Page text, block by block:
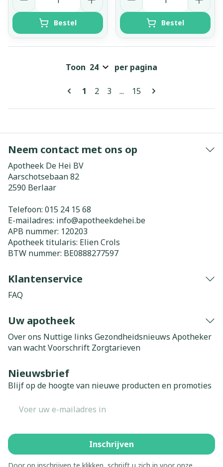
Bestel Bestel
Pagina's
U lees momenteel pagina
1 Pagina
2 Pagina
3 ... Pagina
15
Toon per pagina
Neem contact met ons op
Apotheek De Hei BV
Aarschotsebaan 82
2590 Berlaar
Telefoon: 015 24 15 68
E-mailadres: info@apotheekdehei.be
APB nummer: 120203
Apotheek titularis: Elien Crols
BTW nummer: BE0888277597
Klantenservice
FAQ
Uw apotheek
Over ons Nuttige links Gezondheidsnieuws Apotheker
van wachtVoorschrift Zorgtarieven
Nieuwsbrief
Blijf op de hoogte van nieuwe producten en promoties
Inschrijven